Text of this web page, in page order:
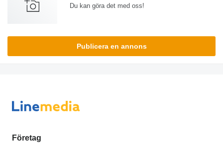
Du kan göra det med oss!
Publicera en annons
Företag